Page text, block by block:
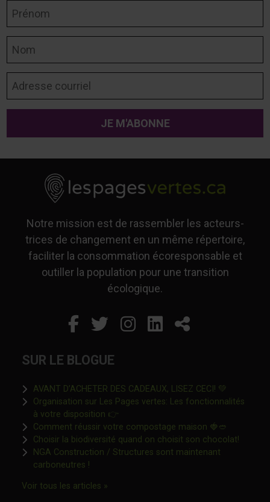
Notre mission est de rassembler les acteurs-
trices de changement en un même répertoire,
faciliter la consommation écoresponsable et
outiller la population pour une transition
écologique.
Facebook
Ce lien s'ouvrira dans
Twitter
Ce lien s'ouvrira
Instagram
Ce lien s'ouvrira
LinkedIn
Ce lien
Partager
SUR LE BLOGUE
AVANT D’ACHETER DES CADEAUX, LISEZ CECI! 💚
Organisation sur Les Pages vertes: Les fonctionnalités
à votre disposition 👉Ce lien s'ouvrira dans une nouvelle
Comment réussir votre compostage maison 🍓🥙
Choisir la biodiversité quand on choisit son chocolat!Ce lien
NGA Construction / Structures sont maintenant
carboneutres !Ce lien s'ouvrira dans une nouvelle fenêtre"
Voir tous les articles »Ce lien s'ouvrira dans une nouvelle